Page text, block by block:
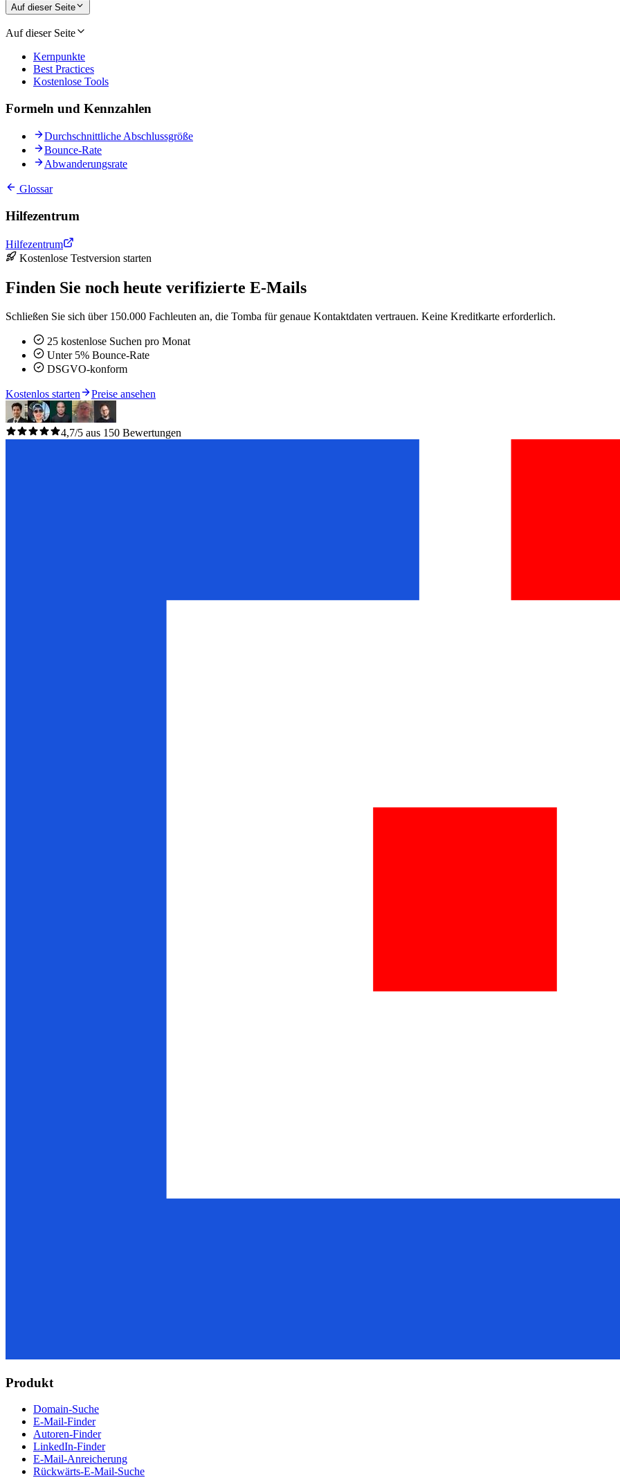
Auf dieser Seite
Auf dieser Seite
Kernpunkte
Best Practices
Kostenlose Tools
Formeln und Kennzahlen
Durchschnittliche Abschlussgröße
Bounce-Rate
Abwanderungsrate
Glossar
Hilfezentrum
Hilfezentrum
Kostenlose Testversion starten
Finden Sie noch heute verifizierte E-Mails
Schließen Sie sich über 150.000 Fachleuten an, die Tomba für genaue Kontaktdaten vertrauen. Keine Kreditkarte erforderlich.
25 kostenlose Suchen pro Monat
Unter 5% Bounce-Rate
DSGVO-konform
Kostenlos starten Preise ansehen
4,7/5 aus 150 Bewertungen
Produkt
Domain-Suche
E-Mail-Finder
Autoren-Finder
LinkedIn-Finder
E-Mail-Anreicherung
Rückwärts-E-Mail-Suche